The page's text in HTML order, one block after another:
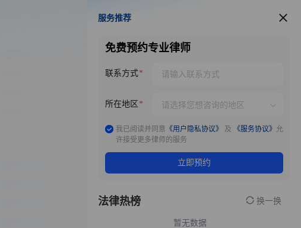
服务推荐
服务推荐
免费预约专业律师
联系方式
所在地区
我已阅读并同意 《用户隐私协议》 及 《服务协议》 允
许接受更多律师的服务
立即预约
法律热榜 换一换
暂无数据